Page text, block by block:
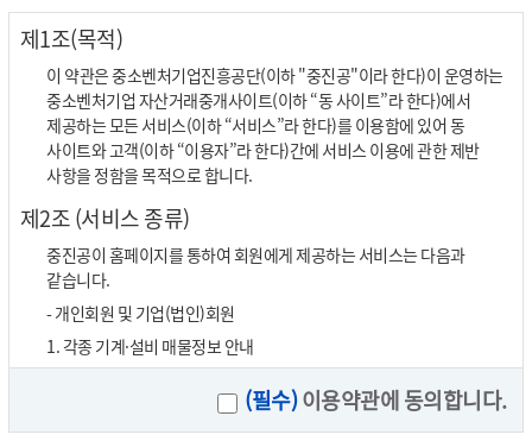
제1조(목적)
이 약관은 중소벤처기업진흥공단(이하 "중진공"이라 한다)이 운영하는
중소벤처기업 자산거래중개사이트(이하 “동 사이트”라 한다)에서
제공하는 모든 서비스(이하 “서비스”라 한다)를 이용함에 있어 동
사이트와 고객(이하 “이용자”라 한다)간에 서비스 이용에 관한 제반
사항을 정함을 목적으로 합니다.
제2조 (서비스 종류)
중진공이 홈페이지를 통하여 회원에게 제공하는 서비스는 다음과
같습니다.
- 개인회원 및 기업(법인)회원
1. 각종 기계·설비 매물정보 안내
제3조 (회원가입과 서비스이용)
(필수)이용약관에 동의합니다.